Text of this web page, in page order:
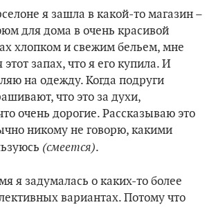
я зашла в какой-то магазин –
для дома в очень красивой
хлопком и свежим бельем, мне
запах, что я его купила. И
на одежду. Когда подруги
что это за духи,
очень дорогие. Рассказываю это
никому не говорю, какими
(смеется).
я задумалась о каких-то более
вариантах. Потому что